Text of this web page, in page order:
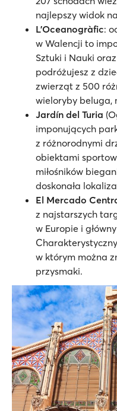
najlepszy widok
L'Oceanogràfic:
w Walencji to
Sztuki i Nauki
podróżujesz z
zwierząt z 500
wieloryby beluga,
Jardín del Turia
imponujących
z różnorodnymi
obiektami
miłośników
doskonała
El Mercado
z najstarszych
w Europie i
w którym można
przysmaki.